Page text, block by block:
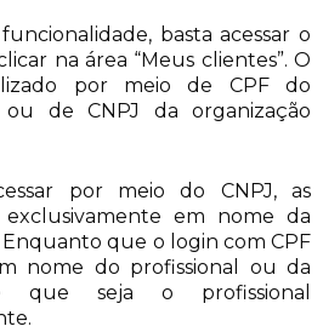
basta acessar o
na área “Meus clientes”. O
por meio de CPF do
ou de CNPJ da organização
por meio do CNPJ, as
exclusivamente em nome da
que o login com CPF
nome do profissional ou da
que seja o profissional